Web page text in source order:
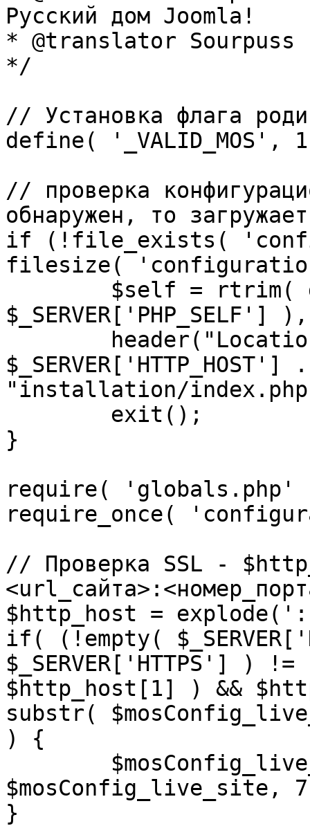
Русский дом Joomla!
* @translator Sourpuss
*/
// Установка флага
define( '_VALID_MOS',
// проверка
обнаружен, то
if (!file_exists(
filesize(
"installation/
}
require(
require_once(
// Проверка SSL -
$http_host = explode(':',
if( (!empty(
$_SERVER['HTTPS']
$http_host[1] ) &&
substr(
) {
$mosConfig_live_site,
}